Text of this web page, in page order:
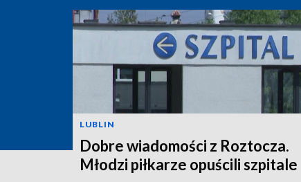
LUBLIN
Dobre wiadomości z Roztocza.
Młodzi piłkarze opuścili szpitale